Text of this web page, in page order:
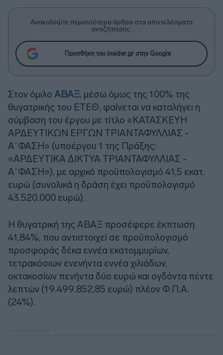
Ανακαλύψτε περισσότερα άρθρα στα αποτελέσματα
αναζήτησης.
Προσθήκη του insider.gr στην Google
Στον όμιλο ΑΒΑΞ, μέσω όμως της 100% της
θυγατρικής του ΕΤΕΘ, φαίνεται να καταλήγει η
σύμβαση του έργου με τίτλο «ΚΑΤΑΣΚΕΥΗ
ΑΡΔΕΥΤΙΚΩΝ ΕΡΓΩΝ ΤΡΙΑΝΤΑΦΥΛΛΙΑΣ -
Α΄ΦΑΣΗ» (υποέργου 1 της Πράξης:
«ΑΡΔΕΥΤΙΚΑ ΔΙΚΤΥΑ ΤΡΙΑΝΤΑΦΥΛΛΙΑΣ -
Α΄ΦΑΣΗ»), με αρχικό προϋπολογισμό 41,5 εκατ.
ευρώ (συνολικά η δράση έχει προϋπολογισμό
43.520.000 ευρώ).
Η θυγατρική της ΑΒΑΞ προσέφερε έκπτωση
41,84%, που αντιστοιχεί σε προϋπολογισμό
προσφοράς δέκα εννέα εκατομμυρίων,
τετρακόσιων ενενήντα εννέα χιλιάδων,
οκτακοσίων πενήντα δύο ευρώ και ογδόντα πέντε
λεπτών (19.499.852,85 ευρώ) πλέον Φ.Π.Α.
(24%).